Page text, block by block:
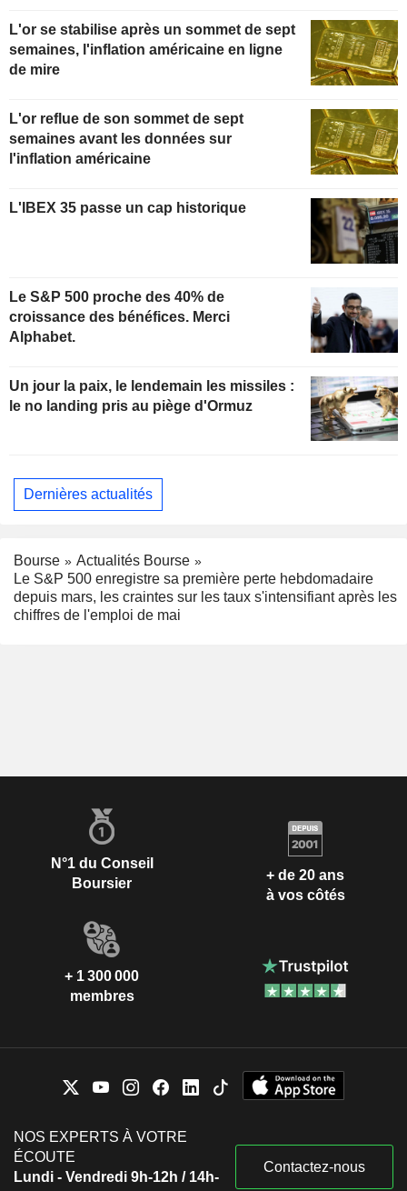
L'or se stabilise après un sommet de sept
semaines, l'inflation américaine en ligne
de mire
L'or reflue de son sommet de sept
semaines avant les données sur
l'inflation américaine
L'IBEX 35 passe un cap historique
Le S&P 500 proche des 40% de
croissance des bénéfices. Merci
Alphabet.
Un jour la paix, le lendemain les missiles :
le no landing pris au piège d'Ormuz
Dernières actualités
Bourse
Actualités Bourse
Le S&P 500 enregistre sa première perte hebdomadaire
depuis mars, les craintes sur les taux s'intensifiant après les
chiffres de l'emploi de mai
N°1 du Conseil
Boursier
+ de 20 ans
à vos côtés
+ 1 300 000
membres
NOS EXPERTS À VOTRE
ÉCOUTE
Lundi - Vendredi 9h-12h / 14h-
Contactez-nous